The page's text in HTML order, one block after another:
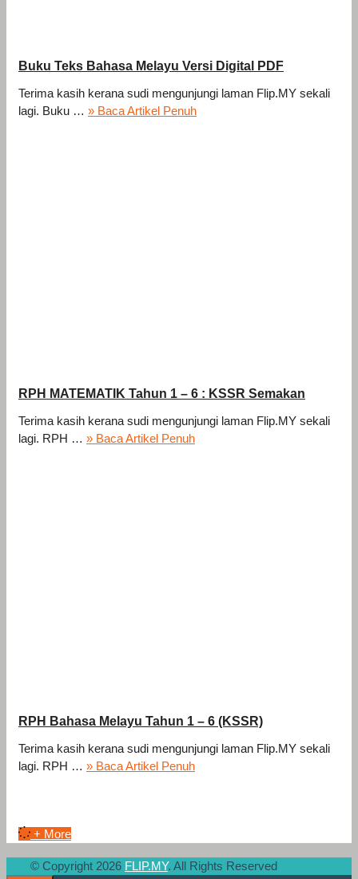
Buku Teks Bahasa Melayu Versi Digital PDF
Terima kasih kerana sudi mengunjungi laman Flip.MY sekali
lagi. Buku … » Baca Artikel Penuh
RPH MATEMATIK Tahun 1 – 6 : KSSR Semakan
Terima kasih kerana sudi mengunjungi laman Flip.MY sekali
lagi. RPH … » Baca Artikel Penuh
RPH Bahasa Melayu Tahun 1 – 6 (KSSR)
Terima kasih kerana sudi mengunjungi laman Flip.MY sekali
lagi. RPH … » Baca Artikel Penuh
+ More
© Copyright 2026 FLIP.MY. All Rights Reserved